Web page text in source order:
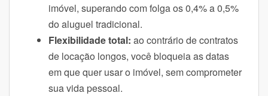
imóvel, superando com folga os 0,4% a 0,5%
do aluguel tradicional.
Flexibilidade total: ao contrário de contratos
de locação longos, você bloqueia as datas
em que quer usar o imóvel, sem comprometer
sua vida pessoal.